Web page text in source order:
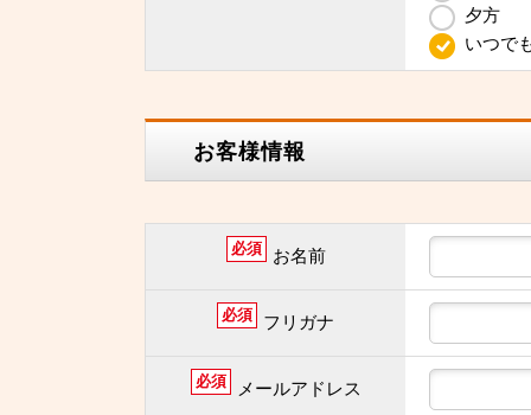
夕方
いつで
お客様情報
必須 お名前
必須 フリガナ
必須 メールアドレス